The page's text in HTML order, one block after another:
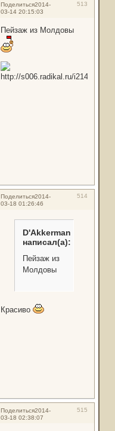
Поделиться 513
2014-
03-14 20:15:03
Пейзаж из Молдовы
Поделиться 514
2014-
03-18 01:26:46
D'Akkerman
написал(а):
Пейзаж из
Молдовы
Красиво
Поделиться 515
2014-
03-18 02:38:07